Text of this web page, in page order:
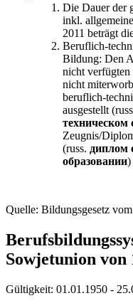
Die Dauer der
inkl.
2011 beträgt
Beruflich-
Bildung: Den
nicht verfügten
nicht
beruflich-
ausgestellt
техническом
Zeugnis/
(russ. диплом
образовании)
Quelle: Bildungsgesetz
Sowjetunion von
Gültigkeit: 01.01.1950 -